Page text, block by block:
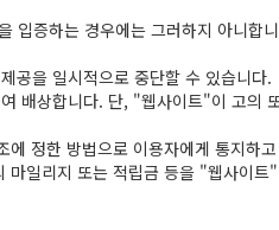
입증하는 경우에는 그러하지 아니합
공을 일시적으로 중단할 수 있습니다.
배상합니다. 단, "웹사이트"이 고의
정한 방법으로 이용자에게 통지하
일리지 또는 적립금 등을 "웹사이트"